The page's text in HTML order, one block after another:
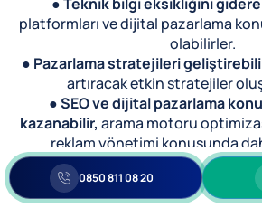
platformları ve dijital pazarlama
olabilirler.
● Pazarlama stratejileri
artıracak etkin stratejiler
● SEO ve dijital pazarlama
kazanabilir, arama motoru
reklam yönetimi konusunda
gelebilirler.
0850 811 08 20